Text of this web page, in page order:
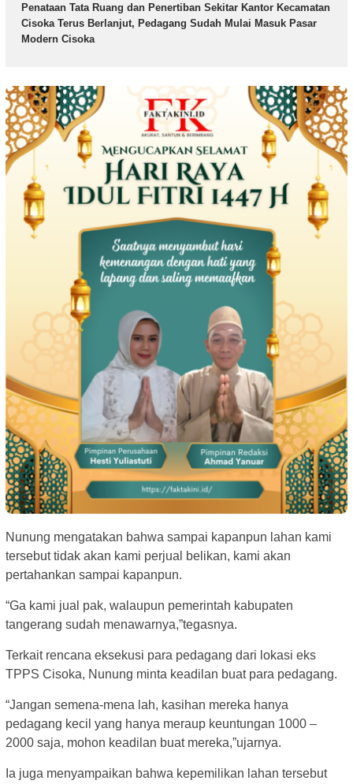
Penataan Tata Ruang dan Penertiban Sekitar Kantor Kecamatan
Cisoka Terus Berlanjut, Pedagang Sudah Mulai Masuk Pasar
Modern Cisoka
Nunung mengatakan bahwa sampai kapanpun lahan kami
tersebut tidak akan kami perjual belikan, kami akan
pertahankan sampai kapanpun.
“Ga kami jual pak, walaupun pemerintah kabupaten
tangerang sudah menawarnya,”tegasnya.
Terkait rencana eksekusi para pedagang dari lokasi eks
TPPS Cisoka, Nunung minta keadilan buat para pedagang.
“Jangan semena-mena lah, kasihan mereka hanya
pedagang kecil yang hanya meraup keuntungan 1000 –
2000 saja, mohon keadilan buat mereka,”ujarnya.
Ia juga menyampaikan bahwa kepemilikan lahan tersebut